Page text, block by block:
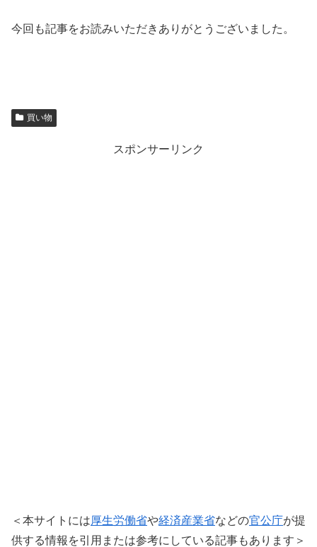
今回も記事をお読みいただきありがとうございました。
買い物
スポンサーリンク
＜本サイトには厚生労働省や経済産業省などの官公庁が提
供する情報を引用または参考にしている記事もあります＞